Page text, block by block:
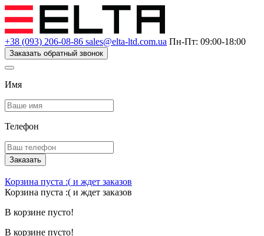
+38 (093) 206-08-86 sales@elta-ltd.com.ua Пн-Пт: 09:00-18:00
Заказать обратный звонок
Имя
Телефон
Заказать
Корзина пуста :( и ждет заказов
Корзина пуста :( и ждет заказов
В корзине пусто!
В корзине пусто!